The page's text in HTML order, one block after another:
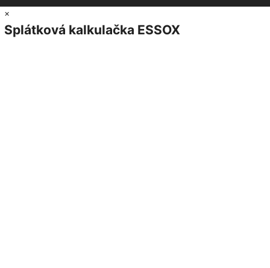
×
Splátková kalkulačka ESSOX